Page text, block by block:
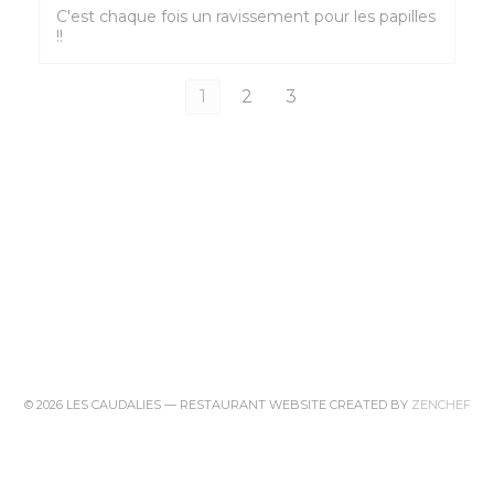
C'est chaque fois un ravissement pour les papilles
!!
1 2 3
© 2026 LES CAUDALIES — RESTAURANT WEBSITE CREATED BY ZENCHEF